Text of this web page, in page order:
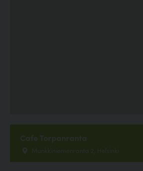
Cafe Torpanranta
Munkkiniemenranta 2, Helsinki